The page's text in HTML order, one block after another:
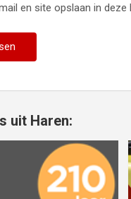
en site opslaan in
uit Haren: